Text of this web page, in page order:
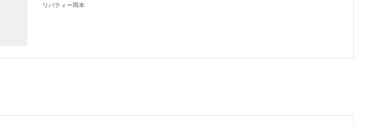
リバティー岡本